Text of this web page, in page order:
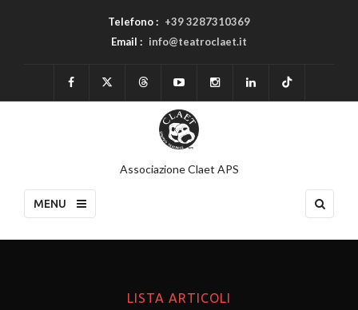
Telefono : +39 3287310369
Email : info@teatroclaet.it
Associazione Claet APS
MENU
LISTA ARTICOLI